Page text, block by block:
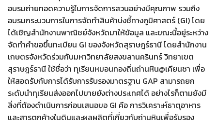
อบรมถ่ายทอดความรู้ในการจัดการสวนอย่างมีคุณภาพ รวมถึง
อบรมกระบวนการในการจัดทำสินค้าบ่งชี้ทางภูมิศาสตร์ (GI) โดย
ได้เชิญสำนักงานพาณิชย์จังหวัดมาให้ข้อมูล และขณะนี้อยู่ระหว่าง
จัดทำคำขอขึ้นทะเบียน GI ของจังหวัดสุราษฎร์ธานี โดยสำนักงาน
เกษตรจังหวัดร่วมกับมหาวิทยาลัยสงขลานครินทร์ วิทยาเขต
สุราษฎร์ธานี ใช้ชื่อว่า ทุเรียนหมอนทองถิ่นถ่านหิน@เคียนชา เพื่อ
ให้สอดรับกับการได้รับการรับรองมาตรฐาน GAP สามารถยก
ระดับนำทุเรียนส่งออกไปขายยังต่างประเทศได้ อย่างไรก็ตามยังมี
สิ่งที่ต้องดำเนินการก่อนเสนอขอ GI คือ การวิเคราะห์ธาตุอาหาร
และสารตกค้างในดินและผลผลิตที่เกี่ยวกับถ่านหินเพื่อรับรอง